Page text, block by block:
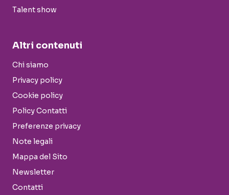
Talent show
Altri contenuti
Chi siamo
Privacy policy
Cookie policy
Policy Contatti
Preferenze privacy
Note legali
Mappa del Sito
Newsletter
Contatti